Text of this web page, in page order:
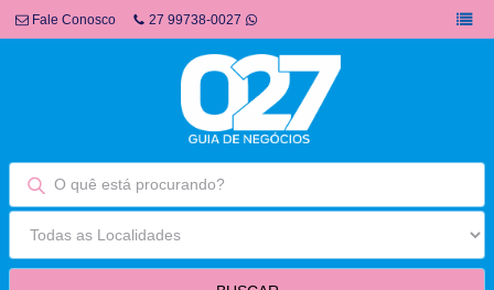
Fale Conosco 27 99738-0027